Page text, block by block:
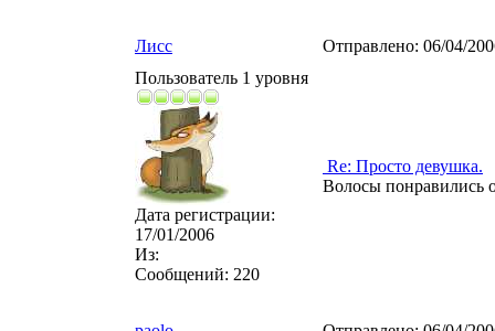
Лисс Отправлено: 06/04/
Пользователь 1 уровня
Дата регистрации:
17/01/2006
Из:
Сообщений: 220
Re: Просто девушка.
Волосы понравились